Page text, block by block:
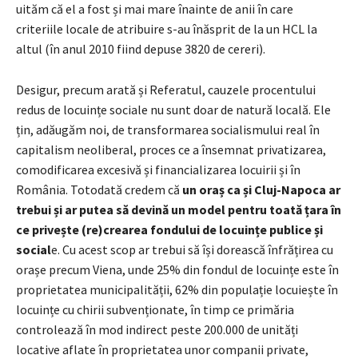
uităm că el a fost și mai mare înainte de anii în care
criteriile locale de atribuire s-au înăsprit de la un HCL la
altul (în anul 2010 fiind depuse 3820 de cereri).
Desigur, precum arată și Referatul, cauzele procentului
redus de locuințe sociale nu sunt doar de natură locală. Ele
țin, adăugăm noi, de transformarea socialismului real în
capitalism neoliberal, proces ce a însemnat privatizarea,
comodificarea excesivă și financializarea locuirii și în
România. Totodată credem că un oraș ca și Cluj-Napoca ar
trebui și ar putea să devină un model pentru toată țara în
ce privește (re)crearea fondului de locuințe publice și
sociale. Cu acest scop ar trebui să își dorească înfrățirea cu
orașe precum Viena, unde 25% din fondul de locuințe este în
proprietatea municipalității, 62% din populație locuiește în
locuințe cu chirii subvenționate, în timp ce primăria
controlează în mod indirect peste 200.000 de unități
locative aflate în proprietatea unor companii private,